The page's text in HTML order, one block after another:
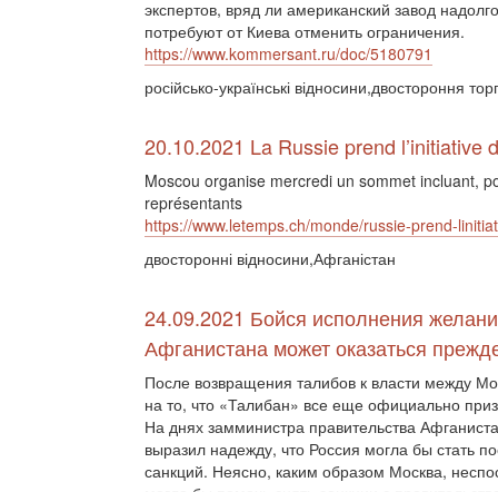
экспертов, вряд ли американский завод
потребуют от Киева отменить ограничения.
https://www.kommersant.ru/doc/5180791
російсько-українські відносини,двостороння
20.10.2021 La Russie prend l’initiative
Moscou organise mercredi un sommet incluant,
représentants
https://www.letemps.ch/monde/russie-prend-
двосторонні відносини,Афганістан
24.09.2021 Бойся исполнения
Афганистана может оказаться
После возвращения талибов к власти между
на то, что «Талибан» все еще официально
На днях замминистра правительства
выразил надежду, что Россия могла бы стать
санкций. Неясно, каким образом Москва,